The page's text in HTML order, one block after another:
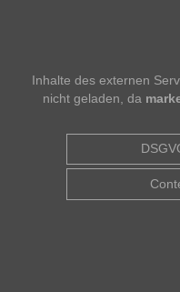
Inhalte des externen
nicht geladen, da